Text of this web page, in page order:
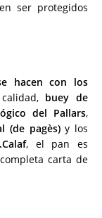
ser protegidos
hacen con los
buey de
del Pallars,
(de pagès)y los
, el pan es
carta de